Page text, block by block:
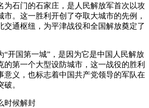
为石门的石家庄，是人民解放军首次以攻
市。这一胜利开创了夺取大城市的先例，
交通枢纽，为平津战役和全国解放奠定了
“开国第一城”，是因为它是中国人民解放
的第一个大型设防城市，这一战役的胜利
意义，也标志着中国共产党领导的军队在
。
时候解封